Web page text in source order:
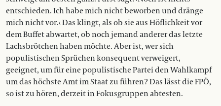
entschieden. Ich habe mich nicht beworben und dränge
mich nicht vor.‹ Das klingt, als ob sie aus Höflichkeit vor
dem Buffet abwartet, ob noch jemand anderer das letzte
Lachsbrötchen haben möchte. Aber ist, wer sich
populistischen Sprüchen konsequent verweigert,
geeignet, um für eine populistische Partei den Wahlkampf
um das höchste Amt im Staat zu führen? Das lässt die FPÖ,
so ist zu hören, derzeit in Fokusgruppen abtesten.